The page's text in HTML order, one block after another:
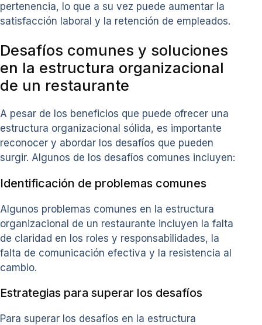
pertenencia, lo que a su vez puede aumentar la
satisfacción laboral y la retención de empleados.
Desafíos comunes y soluciones
en la estructura organizacional
de un restaurante
A pesar de los beneficios que puede ofrecer una
estructura organizacional sólida, es importante
reconocer y abordar los desafíos que pueden
surgir. Algunos de los desafíos comunes incluyen:
Identificación de problemas comunes
Algunos problemas comunes en la estructura
organizacional de un restaurante incluyen la falta
de claridad en los roles y responsabilidades, la
falta de comunicación efectiva y la resistencia al
cambio.
Estrategias para superar los desafíos
Para superar los desafíos en la estructura